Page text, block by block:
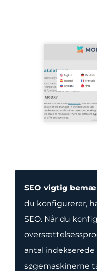
SEO vigtig
du konfigurerer,
SEO. Når du
antal indekserede
søgemaskinerne